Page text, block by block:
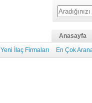
Anasayfa
Yeni İlaç Firmaları En Çok